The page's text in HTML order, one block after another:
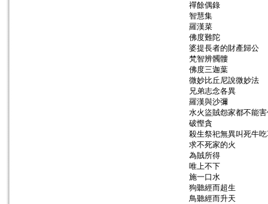
禪餘偶錄
智慧集
羅漢菜
佛度難陀
婆提長者的財產歸公
梵智辨髑髏
佛度三迦葉
微妙比丘尼說微妙法
兄弟志念各異
羅漢與沙彌
水火盜賊怨家都不能
破慳貪
殺生祭祀無異叫死牛
求不死家的火
為賊所得
唯上不下
施一口水
狗聽經而超生
鳥聽經而升天